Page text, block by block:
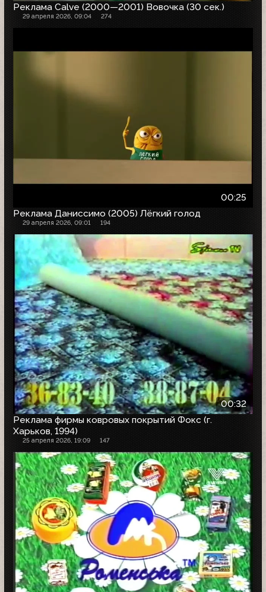
Реклама Calve (2000—2001) Вовочка (30 сек.)
29 апреля 2026, 09:04 274
00:25
Реклама Даниссимо (2005) Лёгкий голод
29 апреля 2026, 09:01 194
00:32
Реклама фирмы ковровых покрытий Фокс (г.
Харьков, 1994)
25 апреля 2026, 19:09 147